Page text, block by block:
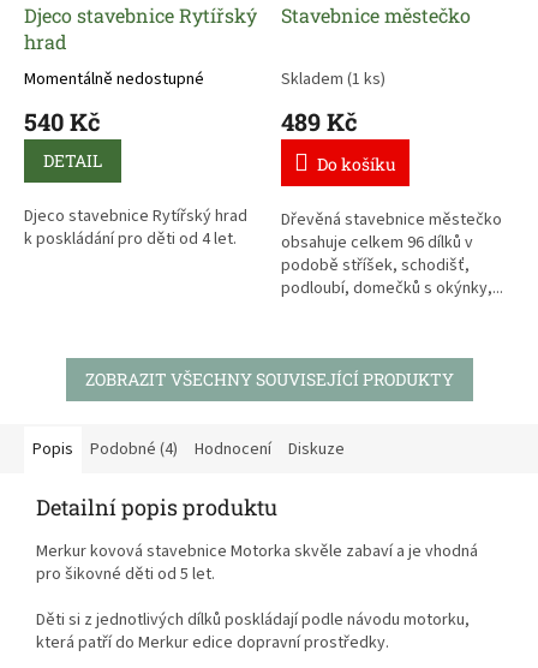
Djeco stavebnice Rytířský
hrad
Momentálně nedostupné
540 Kč
DETAIL
Djeco stavebnice Rytířský hrad
k poskládání pro děti od 4 let.
Stavebnice městečko
Skladem (1 ks)
489 Kč
Do košíku
Dřevěná stavebnice městečko
obsahuje celkem 96 dílků v
podobě stříšek, schodišť,
podloubí, domečků s okýnky,...
variant jak městečko postavit a
záleží jen na představivosti a
šikovnosti dětí. Hra rozvíjí
motoriku a prostorové vidění.
ZOBRAZIT VŠECHNY SOUVISEJÍCÍ PRODUKTY
Popis Podobné (4) Hodnocení Diskuze
Detailní popis produktu
Merkur kovová stavebnice Motorka skvěle zabaví a je vhodná
pro šikovné děti od 5 let.
Děti si z jednotlivých dílků poskládají podle návodu motorku,
která patří do Merkur edice dopravní prostředky.